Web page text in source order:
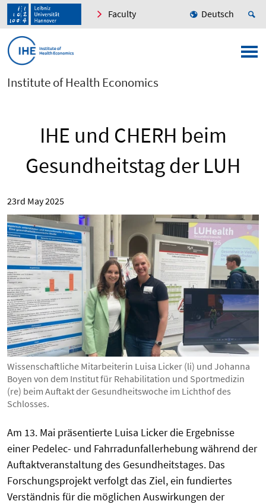
Faculty Deutsch
Institute of Health Economics
IHE und CHERH beim
Gesundheitstag der LUH
23rd May 2025
Wissenschaftliche Mitarbeiterin Luisa Licker (li) und Johanna
Boyen von dem Institut für Rehabilitation und Sportmedizin
(re) beim Auftakt der Gesundheitswoche im Lichthof des
Schlosses.
Am 13. Mai präsentierte Luisa Licker die Ergebnisse
einer Pedelec- und Fahrradunfallerhebung während der
Auftaktveranstaltung des Gesundheitstages. Das
Forschungsprojekt verfolgt das Ziel, ein fundiertes
Verständnis für die möglichen Auswirkungen der